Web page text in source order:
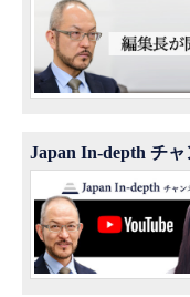
Japan In-depth チャ